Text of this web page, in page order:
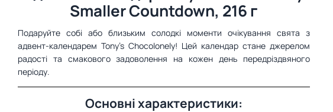
Smaller Countdown, 216 г
Подаруйте собі або близьким солодкі моменти очікування свята з
адвент-календарем Tony's Chocolonely! Цей календар стане джерелом
радості та смакового задоволення на кожен день передріздвяного
періоду.
Основні характеристики: